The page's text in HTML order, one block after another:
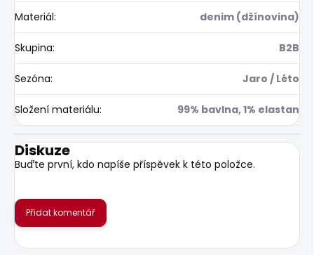
Materiál: denim (džínovina)
Skupina: B2B
Sezóna: Jaro / Léto
Složení materiálu: 99% bavlna, 1% elastan
Diskuze
Buďte první, kdo napíše příspěvek k této položce.
Přidat komentář